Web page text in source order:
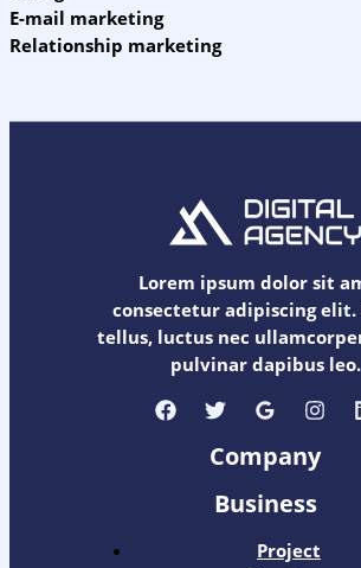
E-mail marketing
Relationship marketing
Lorem ipsum dolor sit
consectetur adipiscing
tellus, luctus nec
pulvinar dapibus leo.
Company
Business
Project